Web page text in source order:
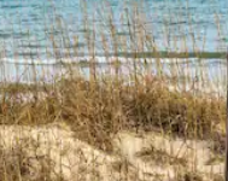
seta para cima e para